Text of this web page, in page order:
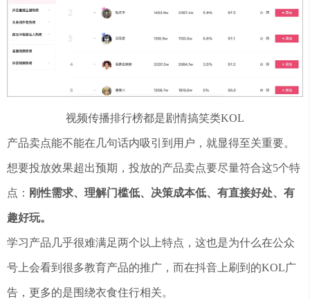
视频传播排行榜都是剧情搞笑类KOL
产品卖点能不能在几句话内吸引到用户，就显得至关重要。
想要投放效果超出预期，投放的产品卖点要尽量符合这5个特
点： 刚性需求、理解门槛低、决策成本低、有直接好处、有
趣好玩。
学习产品几乎很难满足两个以上特点，这也是为什么在公众
号上会看到很多教育产品的推广，而在抖音上刷到的KOL广
告，更多的是围绕衣食住行相关。